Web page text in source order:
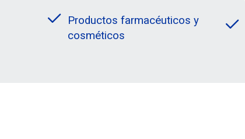
Productos farmacéuticos y
cosméticos